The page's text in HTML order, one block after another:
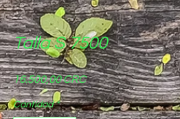
Talla S 7500
16.500,00 CRCPrecio
Cantidad *